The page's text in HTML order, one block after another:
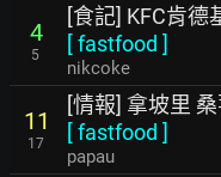
4
5
[食記] KFC肯
[fastfood ]
nikcoke
11
17
[情報] 拿坡里
[fastfood ]
papau